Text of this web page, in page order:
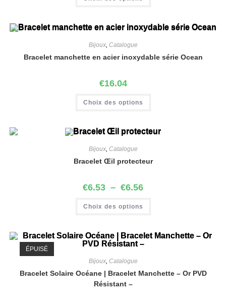
Bijoux, Catalogue
Bracelet manchette en acier inoxydable série Ocean
€16.04
Choix des options
Bijoux, Catalogue
Bracelet Œil protecteur
€6.53 – €6.56
Choix des options
ÉPUISÉ
Bijoux, Catalogue
Bracelet Solaire Océane | Bracelet Manchette – Or PVD
Résistant –